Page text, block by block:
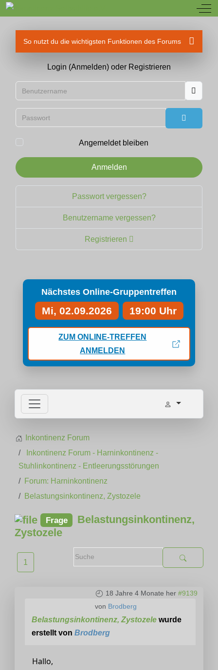
Off-
So nutzt du die wichtigsten Funktionen des Forums
Login (Anmelden) oder Registrieren
Benutzername
Passwort
Passwort
Angemeldet bleiben
Anmelden
Passwort vergessen?
Benutzername vergessen?
Registrieren
Nächstes Online-Gruppentreffen
Mi, 02.09.2026 19:00 Uhr
ZUM ONLINE-TREFFEN
ANMELDEN
Inkontinenz Forum
Inkontinenz Forum - Harninkontinenz -
Stuhlinkontinenz - Entleerungsstörungen
Forum: Harninkontinenz
Belastungsinkontinenz, Zystozele
Frage
Belastungsinkontinenz,
Zystozele
1
18 Jahre 4 Monate her #9139
von Brodberg
Belastungsinkontinenz, Zystozele wurde
erstellt von Brodberg
Hallo,